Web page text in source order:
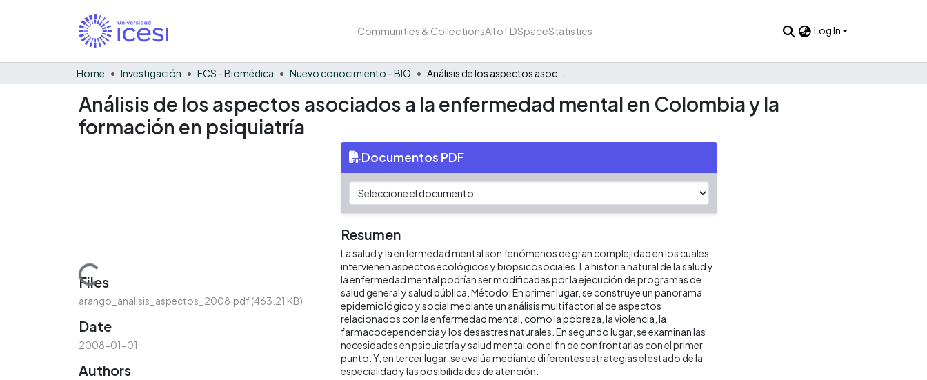
Communities & CollectionsAll of DSpaceStatistics Log In
Home Investigación FCS - Biomédica Nuevo conocimiento - BIO
Análisis de los aspectos asociados a la enfermedad mental en Colombia y la
formación en psiquiatría
Loading...
Files
arango_analisis_aspectos_2008.pdf(463.21 KB)
Date
2008-01-01
Authors
Documentos PDF
Resumen
La salud y la enfermedad mental son fenómenos de gran complejidad en los cuales
intervienen aspectos ecológicos y biopsicosociales. La historia natural de la salud y
la enfermedad mental podrían ser modificadas por la ejecución de programas de
salud general y salud pública. Método: En primer lugar, se construye un panorama
epidemiológico y social mediante un análisis multifactorial de aspectos
relacionados con la enfermedad mental, como la pobreza, la violencia, la
farmacodependencia y los desastres naturales. En segundo lugar, se examinan las
necesidades en psiquiatría y salud mental con el fin de confrontarlas con el primer
punto. Y, en tercer lugar, se evalúa mediante diferentes estrategias el estado de la
especialidad y las posibilidades de atención.